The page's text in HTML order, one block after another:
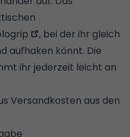
, bei der ihr gleich
aufhaken könnt. Die
ihr jederzeit leicht an
Versandkosten aus den